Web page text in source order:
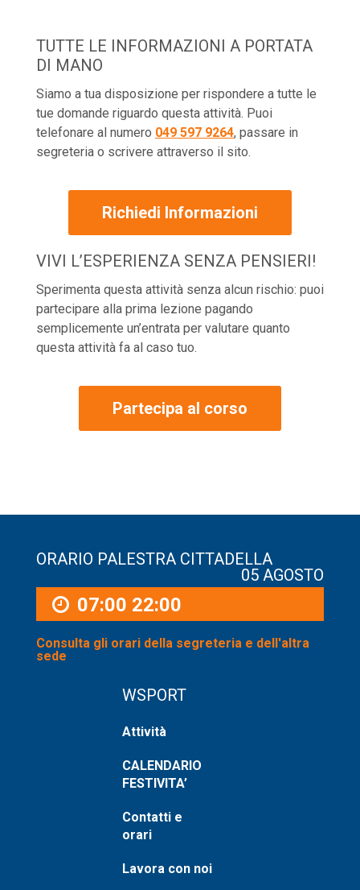
TUTTE LE INFORMAZIONI A PORTATA
DI MANO
Siamo a tua disposizione per rispondere a tutte le
tue domande riguardo questa attività. Puoi
telefonare al numero 049 597 9264, passare in
segreteria o scrivere attraverso il sito.
Richiedi Informazioni
VIVI L’ESPERIENZA SENZA PENSIERI!
Sperimenta questa attività senza alcun rischio: puoi
partecipare alla prima lezione pagando
semplicemente un’entrata per valutare quanto
questa attività fa al caso tuo.
Partecipa al corso
ORARIO PALESTRA CITTADELLA
05 AGOSTO
07:00 22:00
Consulta gli orari della segreteria e dell'altra
sede
WSPORT
Attività
CALENDARIO
FESTIVITA’
Contatti e
orari
Lavora con noi